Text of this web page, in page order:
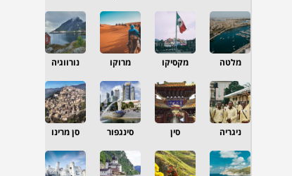
מלטה מקסיקו מרוקו נורווגיה
ניגריה סין סינגפור סן מרינו